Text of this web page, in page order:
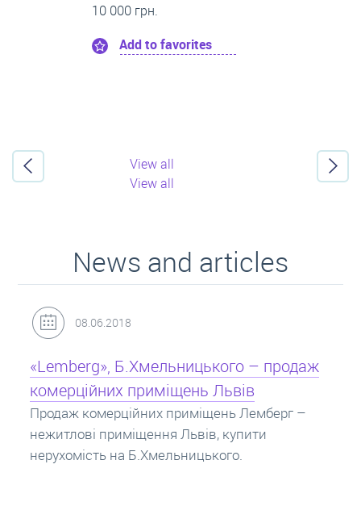
16 000 грн.
Add to favorites
View all
View all
News and articles
–
31.05.2018
Кредит під заставу нерухомості:
Іпотека на квартиру – кредит на житло під
заставу нерухомості. Купити в іпотеку – що
потрібно знати? Консультація від
про іпотечні кредити.